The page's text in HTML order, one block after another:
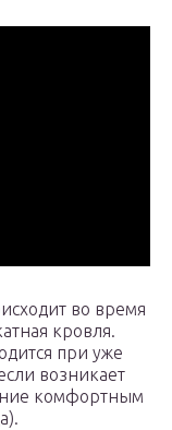
во время
кровля.
при уже
возникает
комфортным